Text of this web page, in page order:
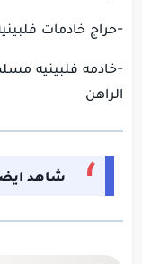
-حراج خادمات
-خادمه فلبينيه
الراهن
شاهد